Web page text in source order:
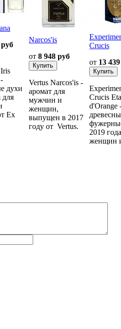
руб
духи
для
Ex
Narcos'is
от 8 948 руб
Vertus Narcos'is -
аромат для
мужчин и
женщин,
выпущен в 2017
году от Vertus.
Crucis
от 13
Crucis
d'Orange
2019
женщин